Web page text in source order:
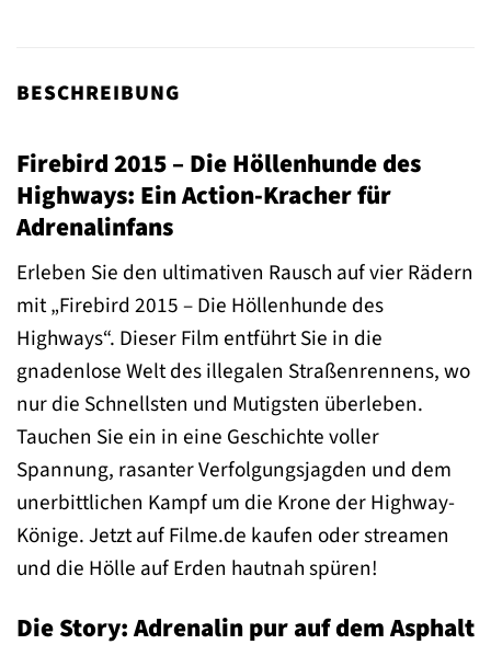
BESCHREIBUNG
Firebird 2015 – Die Höllenhunde des
Highways: Ein Action-Kracher für
Adrenalinfans
Erleben Sie den ultimativen Rausch auf vier Rädern
mit „Firebird 2015 – Die Höllenhunde des
Highways“. Dieser Film entführt Sie in die
gnadenlose Welt des illegalen Straßenrennens, wo
nur die Schnellsten und Mutigsten überleben.
Tauchen Sie ein in eine Geschichte voller
Spannung, rasanter Verfolgungsjagden und dem
unerbittlichen Kampf um die Krone der Highway-
Könige. Jetzt auf Filme.de kaufen oder streamen
und die Hölle auf Erden hautnah spüren!
Die Story: Adrenalin pur auf dem Asphalt